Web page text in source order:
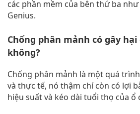
các phần mềm của bên thứ ba
Genius.
Chống phân mảnh có gây
không?
Chống phân mảnh là một quá
và thực tế, nó thậm chí còn có lợi
hiệu suất và kéo dài tuổi thọ của ổ